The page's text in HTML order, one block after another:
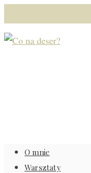
O mnie
Warsztaty